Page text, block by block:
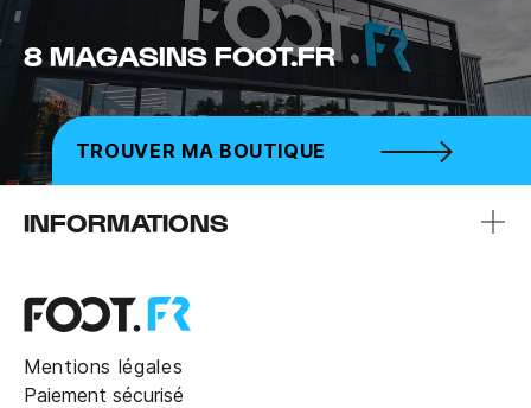
8 MAGASINS FOOT.FR
TROUVER MA BOUTIQUE
INFORMATIONS
Mentions légales
Paiement sécurisé